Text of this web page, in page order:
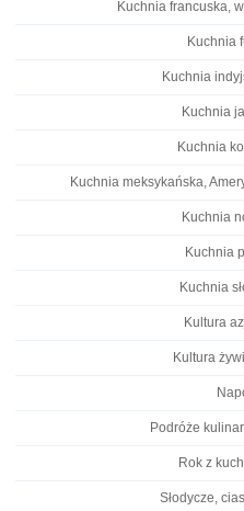
Kuchnia francuska,
Kuchnia
Kuchnia
Kuchnia
Kuchnia
Kuchnia meksykańska,
Kuchnia
Kuchnia
Kuchnia
Kultura
Kultura
Podróże
Rok z
Słodycze,